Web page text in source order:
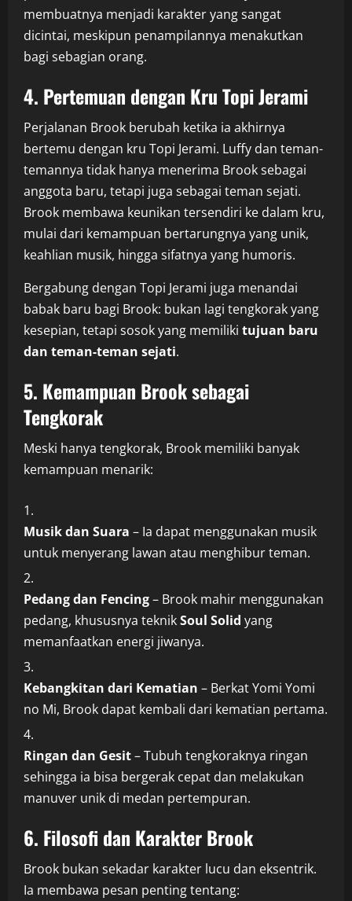
membuatnya menjadi karakter yang sangat
dicintai, meskipun penampilannya menakutkan
bagi sebagian orang.
4. Pertemuan dengan Kru Topi Jerami
Perjalanan Brook berubah ketika ia akhirnya
bertemu dengan kru Topi Jerami. Luffy dan teman-
temannya tidak hanya menerima Brook sebagai
anggota baru, tetapi juga sebagai teman sejati.
Brook membawa keunikan tersendiri ke dalam kru,
mulai dari kemampuan bertarungnya yang unik,
keahlian musik, hingga sifatnya yang humoris.
Bergabung dengan Topi Jerami juga menandai
babak baru bagi Brook: bukan lagi tengkorak yang
kesepian, tetapi sosok yang memiliki tujuan baru
dan teman-teman sejati.
5. Kemampuan Brook sebagai
Tengkorak
Meski hanya tengkorak, Brook memiliki banyak
kemampuan menarik:
Musik dan Suara – Ia dapat menggunakan musik
untuk menyerang lawan atau menghibur teman.
Pedang dan Fencing– Brook mahir menggunakan
pedang, khususnya teknikSoul Solid yang
memanfaatkan energi jiwanya.
Kebangkitan dari Kematian – Berkat Yomi Yomi
no Mi, Brook dapat kembali dari kematian pertama.
Ringan dan Gesit– Tubuh tengkoraknya ringan
sehingga ia bisa bergerak cepat dan melakukan
manuver unik di medan pertempuran.
6. Filosofi dan Karakter Brook
Brook bukan sekadar karakter lucu dan eksentrik.
Ia membawa pesan penting tentang: